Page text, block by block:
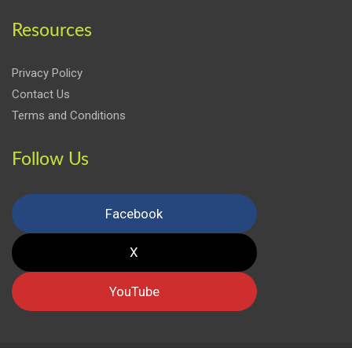
Resources
Privacy Policy
Contact Us
Terms and Conditions
Follow Us
Facebook
X
YouTube